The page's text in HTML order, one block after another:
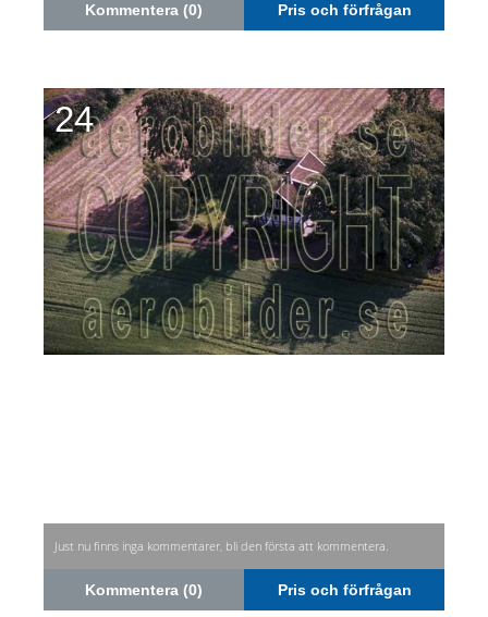
Kommentera (0) Pris och förfrågan
24
Just nu finns inga kommentarer, bli den första att kommentera.
Kommentera (0) Pris och förfrågan